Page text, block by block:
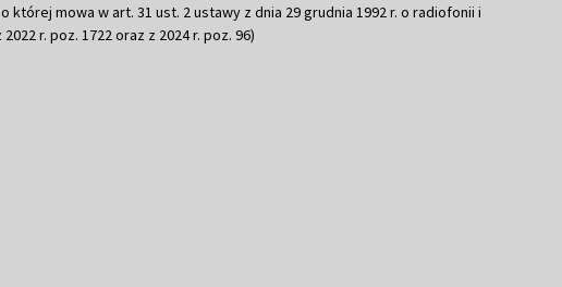
której mowa w art. 31 ust. 2 ustawy z dnia 29 grudnia 1992 r. o radiofonii i
r. poz. 1722 oraz z 2024 r. poz. 96)